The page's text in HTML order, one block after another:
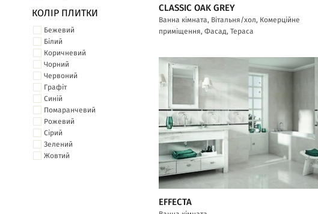
КОЛІР ПЛИТКИ
Бежевий
Білий
Коричневий
Чорний
Червоний
Графіт
Синій
Помаранчевий
Рожевий
Сірий
Зелений
Жовтий
CLASSIC OAK GREY
Ванна кімната, Вітальня/хол, Комерційне
приміщення, Фасад, Тераса
EFFECTA